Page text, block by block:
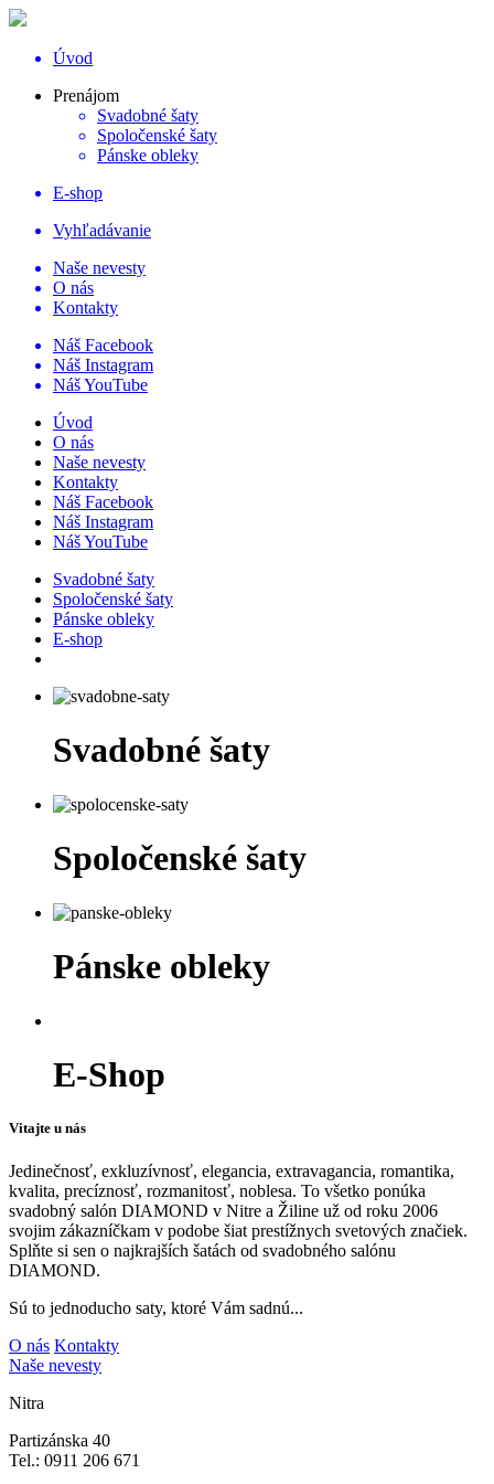
Úvod
Prenájom
Svadobné šaty
Spoločenské šaty
Pánske obleky
E-shop
Vyhľadávanie
Naše nevesty
O nás
Kontakty
Náš Facebook
Náš Instagram
Náš YouTube
Úvod
O nás
Naše nevesty
Kontakty
Náš Facebook
Náš Instagram
Náš YouTube
Svadobné šaty
Spoločenské šaty
Pánske obleky
E-shop
Svadobné šaty
Spoločenské šaty
Pánske obleky
E-Shop
Vitajte u nás
Jedinečnosť, exkluzívnosť, elegancia, extravagancia, romantika,
kvalita, precíznosť, rozmanitosť, noblesa. To všetko ponúka
svadobný salón DIAMOND v Nitre a Žiline už od roku 2006
svojim zákazníčkam v podobe šiat prestížnych svetových značiek.
Splňte si sen o najkrajších šatách od svadobného salónu
DIAMOND.
Sú to jednoducho saty, ktoré Vám sadnú...
O nás Kontakty
Naše nevesty
Nitra
Partizánska 40
Tel.: 0911 206 671